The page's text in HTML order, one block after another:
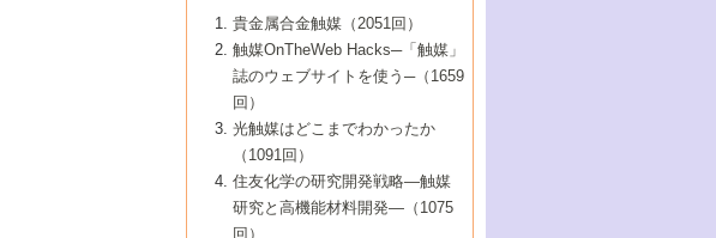
8号 高機能化ポリオレフィンに向けた重合
触媒の最近の進展
7号 持続可能社会実現のための触媒および
触媒関連技術
5号 若手会員による触媒研究の未来展望1：
企業編
6号 第102回触媒討論会
7号 触媒・化学反応における計算化学の進
8号 若手研究者による触媒研究の未来展望
2：大学・研究所編
5号 こんな物質，あんな物質―新たな触媒
の可能性―
7号 『結晶の化学』を活かした触媒研究
8号 イオン液体の応用
5号 水素製造・貯蔵のための触媒技術の新
しい展開
6号 第98回触媒討論会
7号 基礎化学品製造の触媒技術
8号 多機能型リアクター
4号 水分解用光触媒材料
5号 時間分解分光の進歩と応用
6号 第96回触媒討論会
8号 超臨界流体を用いた化学プロセスの新
2号 第93回触媒討論会
3号 特殊エネルギー場の触媒反応
4号 生体内における金属の触媒作用
5号 ファインケミカルズの展開に寄与する
6号 第94回触媒討論会
7号 サブナノレベルでみた新しい表面現象
1号 なぜこの触媒が良いのか？
2号 第91回触媒討論会
3号 最近の自動車排ガス処理技術
4号 触媒研究の現状と将来─第90回触媒討論
5号 基礎化学品製造の触媒技術
6号 第92回触媒討論会
▼44巻（2002年）
1号 高次制御された触媒の化学
2号 第89回触媒討論会
3号 触媒を利用した電気化学の新展開
4号 ナノ材料の調製と機能化
5号 こんな触媒が欲しい
6号 第90回触媒討論会
▼43巻（2001年）
1号 グリーンケミストリーと触媒
2号 第87回触媒討論会特集号
3号 生体触媒とバイオプロセス
4号 水素製造・利用の触媒化学
5号 触媒研究における新しい切り口：コン
▼42巻（2000年）
1号 触媒反応工学の明日を拓く
2号 第85回触媒討論会
3号 反応ダイナミクス
▼41巻（1999年）
1号 孔、穴、あな?-特異な空間とその利用-
2号 第83回触媒討論会
3号 均一系触媒反応最前線
▼40巻（1998年）
進展と21世紀への提言/創立40周年記念・触
1号 均一系と不均一系触媒反応-その特徴と
▼38巻（1996年）
貴金属合金触媒（2051回）
触媒OnTheWeb Hacks─「触媒」
誌のウェブサイトを使う─（1659
回）
光触媒はどこまでわかったか
（1091回）
住友化学の研究開発戦略―触媒
研究と高機能材料開発―（1075
回）